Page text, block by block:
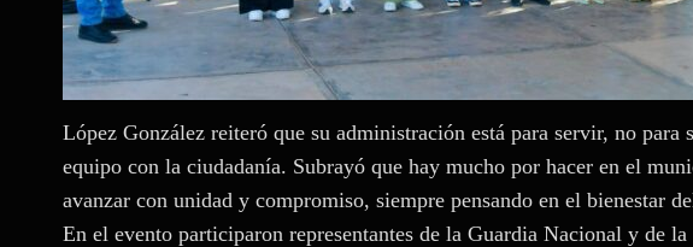
López González reiteró que su administración está para servir, no
equipo con la ciudadanía. Subrayó que hay mucho por hacer en el
avanzar con unidad y compromiso, siempre pensando en el bienestar
En el evento participaron representantes de la Guardia Nacional y de